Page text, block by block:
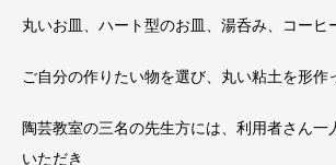
丸いお皿、ハート型のお皿、湯呑み、コーヒ
ご自分の作りたい物を選び、丸い粘土を形作
陶芸教室の三名の先生方には、利用者さん一
いただき